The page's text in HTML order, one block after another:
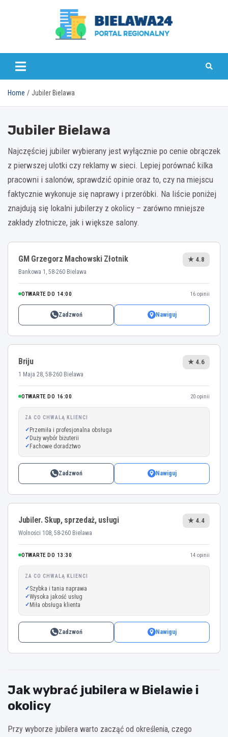
bielawa24.pl
Home Jubiler Bielawa
Jubiler Bielawa
Najczęściej jubiler wybierany jest wyłącznie po cenie obrączek
z pierwszej ulotki czy reklamy w sieci. Lepiej porównać kilka
pracowni i salonów, sprawdzić opinie oraz to, czy na miejscu
faktycznie wykonuje się naprawy i przeróbki. Na liście poniżej
znajdują się lokalni jubilerzy z okolicy – zarówno mniejsze
zakłady złotnicze, jak i większe salony.
GM Grzegorz Machowski Złotnik
Bankowa 1, 58-260 Bielawa
★ 4.8
OTWARTE DO 14:00 16 opinii
Zadzwoń Nawiguj
Briju
1 Maja 28, 58-260 Bielawa
★ 4.6
OTWARTE DO 16:00 20 opinii
ZA CO CHWALĄ KLIENCI
Przemiła i profesjonalna obsługa
Duży wybór biżuterii
Fachowe doradztwo
Zadzwoń Nawiguj
Jubiler. Skup, sprzedaż, usługi
Wolności 108, 58-260 Bielawa
★ 4.4
OTWARTE DO 13:30 14 opinii
ZA CO CHWALĄ KLIENCI
Szybka i tania naprawa
Wysoka jakość usług
Miła obsługa klienta
Zadzwoń Nawiguj
Jak wybrać jubilera w Bielawie i
okolicy
Przy wyborze jubilera warto zacząć od określenia, czego